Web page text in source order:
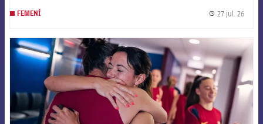
FEMENÍ 27 jul. 26
FCB Barcelona badge